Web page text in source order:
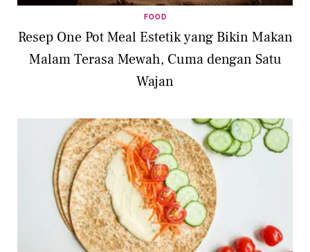
FOOD
Resep One Pot Meal Estetik yang Bikin Makan
Malam Terasa Mewah, Cuma dengan Satu
Wajan